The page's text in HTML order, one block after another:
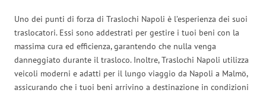
Uno dei punti di forza di Traslochi Napoli è l’esperienza dei suoi
traslocatori. Essi sono addestrati per gestire i tuoi beni con la
massima cura ed efficienza, garantendo che nulla venga
danneggiato durante il trasloco. Inoltre, Traslochi Napoli utilizza
veicoli moderni e adatti per il lungo viaggio da Napoli a Malmö,
assicurando che i tuoi beni arrivino a destinazione in condizioni